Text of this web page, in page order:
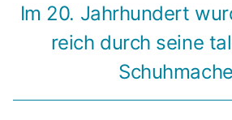
Im 20. Jahrhundert
reich durch seine